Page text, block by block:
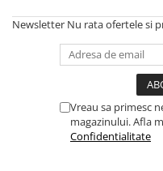
Newsletter Nu rata ofertele si
Vreau sa primesc
magazinului. Afla
Confidentialitate